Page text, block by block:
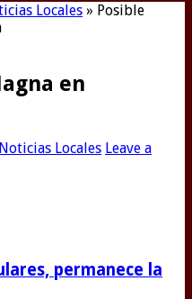
Locales » Posible
en
Noticias Locales Leave a
permanece la